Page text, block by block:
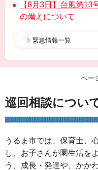
【8月3日】台風第13
の備えについて
緊急情報一覧
ペー
巡回相談につい
うるま市では、保育士、
し、お子さんが園生活を
う、成長・発達や、かか